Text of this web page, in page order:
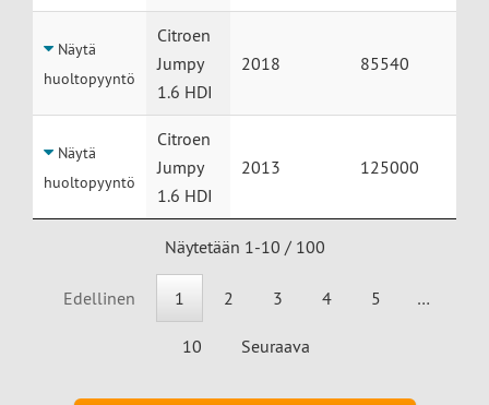
Näytä
huoltopyyntö
Citroen
Jumpy
1.6 HDI
2018 85540
Näytä
huoltopyyntö
Citroen
Jumpy
1.6 HDI
2013 125000
Näytetään 1-10 / 100
Edellinen 1 2 3 4 5 …
10 Seuraava